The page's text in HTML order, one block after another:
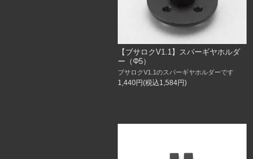
【ブサロクV1.1】スパーギヤホルダ
ー（Φ5）
ブサロクV1.1のスパーギヤホルダーです
1,440円(税込1,584円)